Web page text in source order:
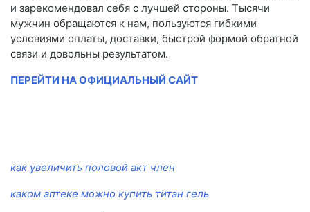
и зарекомендовал себя с лучшей стороны. Тысячи
мужчин обращаются к нам, пользуются гибкими
условиями оплаты, доставки, быстрой формой обратной
связи и довольны результатом.
ПЕРЕЙТИ НА ОФИЦИАЛЬНЫЙ САЙТ
как увеличить половой акт член
каком аптеке можно купить титан гель